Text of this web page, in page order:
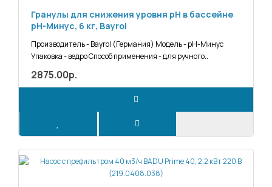
Гранулы для снижения уровня pH в бассейне
pH-Минус, 6 кг, Bayrol
Производитель - Bayrol (Германия) Модель - pH-Минус
Упаковка - ведро Способ применения - для ручного..
2875.00р.